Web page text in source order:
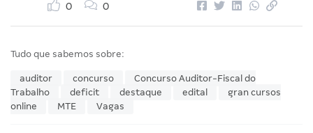
0 0
Tudo que sabemos sobre:
auditor concurso
Concurso Auditor-Fiscal do
Trabalho
deficit destaque edital
gran cursos
online
MTE Vagas